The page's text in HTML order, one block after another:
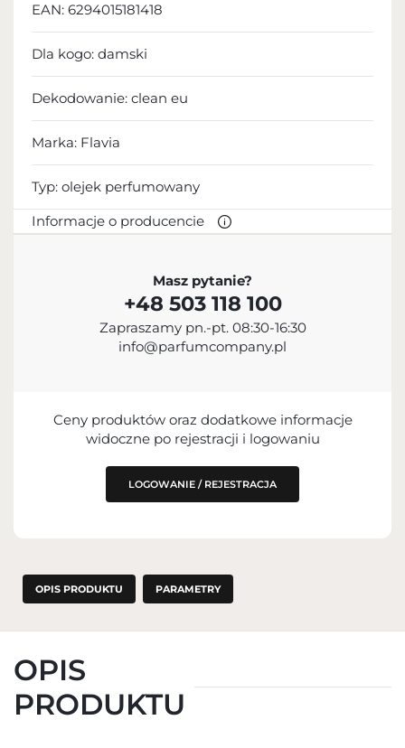
EAN: 6294015181418
Dla kogo: damski
Dekodowanie: clean eu
Marka: Flavia
Typ: olejek perfumowany
Informacje o producencie
Sterling Parfums LLC
+9714 885 5588
info@sterling.ae
IMPORTER
PODMIOT ODPOWIEDZIALNY ZA
WPROWADZENIE DO UE
Masz pytanie?
+48 503 118 100
Zapraszamy pn.-pt. 08:30-16:30
info@parfumcompany.pl
Ceny produktów oraz dodatkowe informacje
widoczne po rejestracji i logowaniu
LOGOWANIE / REJESTRACJA
OPIS PRODUKTU PARAMETRY
OPIS
PRODUKTU